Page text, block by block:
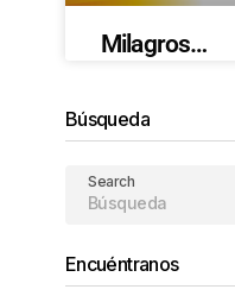
Milagros…
Búsqueda
Search
Encuéntranos